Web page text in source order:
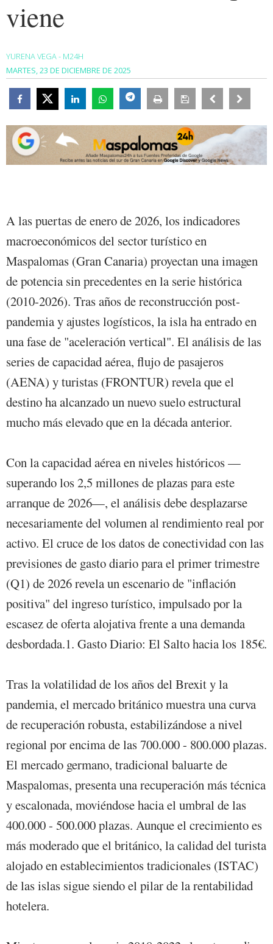
viene
YURENA VEGA - M24H
MARTES, 23 DE DICIEMBRE DE 2025
A las puertas de enero de 2026, los indicadores
macroeconómicos del sector turístico en
Maspalomas (Gran Canaria) proyectan una imagen
de potencia sin precedentes en la serie histórica
(2010-2026). Tras años de reconstrucción post-
pandemia y ajustes logísticos, la isla ha entrado en
una fase de "aceleración vertical". El análisis de las
series de capacidad aérea, flujo de pasajeros
(AENA) y turistas (FRONTUR) revela que el
destino ha alcanzado un nuevo suelo estructural
mucho más elevado que en la década anterior.
Con la capacidad aérea en niveles históricos —
superando los 2,5 millones de plazas para este
arranque de 2026—, el análisis debe desplazarse
necesariamente del volumen al rendimiento real por
activo. El cruce de los datos de conectividad con las
previsiones de gasto diario para el primer trimestre
(Q1) de 2026 revela un escenario de "inflación
positiva" del ingreso turístico, impulsado por la
escasez de oferta alojativa frente a una demanda
desbordada.1. Gasto Diario: El Salto hacia los 185€.
Tras la volatilidad de los años del Brexit y la
pandemia, el mercado británico muestra una curva
de recuperación robusta, estabilizándose a nivel
regional por encima de las 700.000 - 800.000 plazas.
El mercado germano, tradicional baluarte de
Maspalomas, presenta una recuperación más técnica
y escalonada, moviéndose hacia el umbral de las
400.000 - 500.000 plazas. Aunque el crecimiento es
más moderado que el británico, la calidad del turista
alojado en establecimientos tradicionales (ISTAC)
de las islas sigue siendo el pilar de la rentabilidad
hotelera.